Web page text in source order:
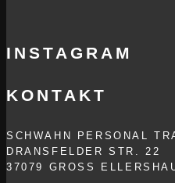
INSTAGRAM
KONTAKT
SCHWAHN PERSONAL
DRANSFELDER STR. 22
37079 GROSS